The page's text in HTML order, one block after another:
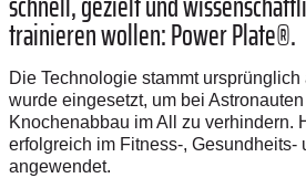
trainieren wollen: Power Plate®.
Die Technologie stammt
wurde eingesetzt, um bei
Knochenabbau im All zu verhindern.
erfolgreich im Fitness-, Gesundheits-
angewendet.